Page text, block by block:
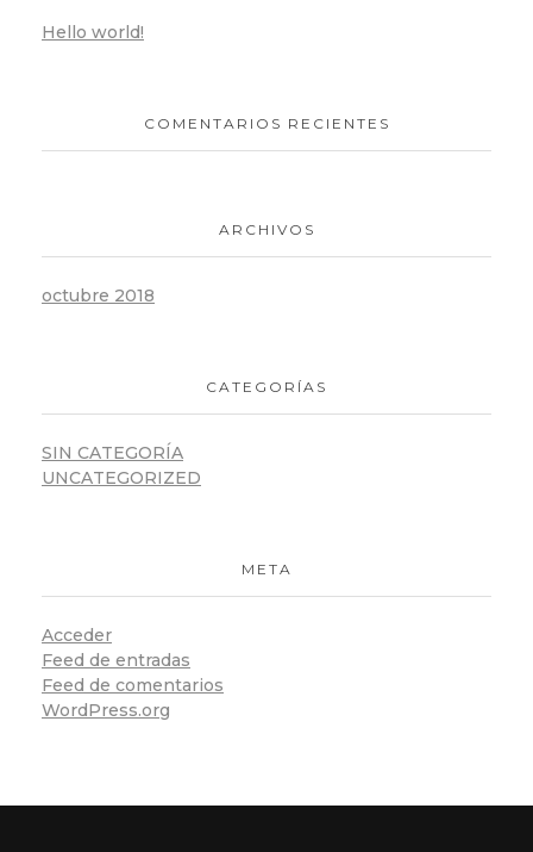
Hello world!
COMENTARIOS RECIENTES
ARCHIVOS
octubre 2018
CATEGORÍAS
SIN CATEGORÍA
UNCATEGORIZED
META
Acceder
Feed de entradas
Feed de comentarios
WordPress.org